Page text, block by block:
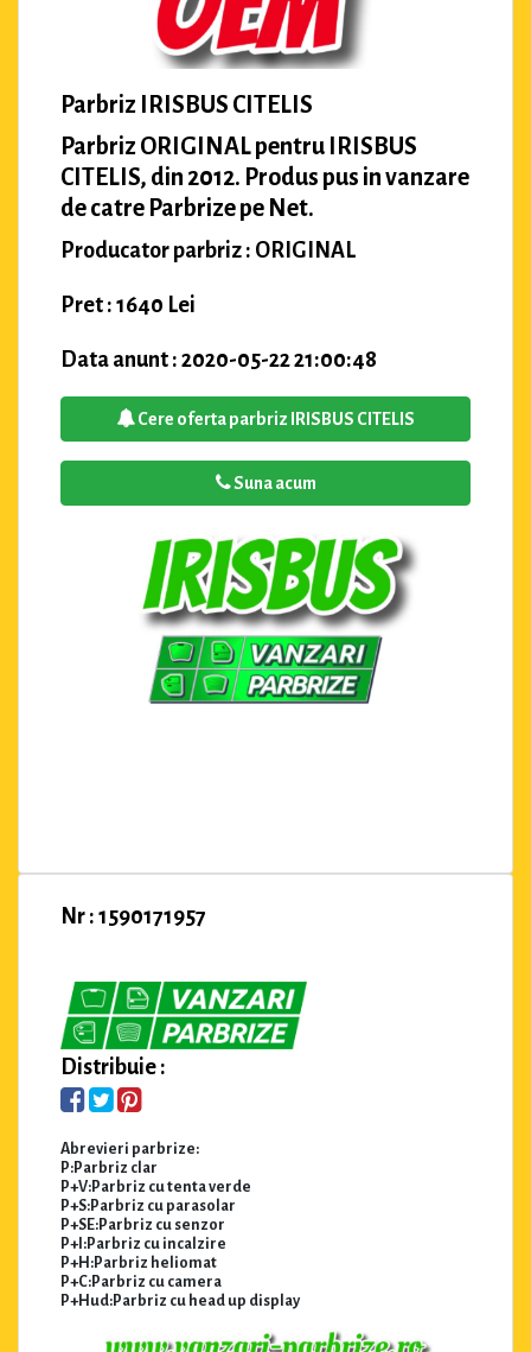
Parbriz IRISBUS CITELIS
Parbriz ORIGINAL pentru IRISBUS
CITELIS, din 2012. Produs pus in vanzare
de catre Parbrize pe Net.
Producator parbriz : ORIGINAL
Pret : 1640 Lei
Data anunt : 2020-05-22 21:00:48
Cere oferta parbriz IRISBUS CITELIS
Suna acum
Nr : 1590171957
Distribuie :
Abrevieri parbrize:
P:Parbriz clar
P+V:Parbriz cu tenta verde
P+S:Parbriz cu parasolar
P+SE:Parbriz cu senzor
P+I:Parbriz cu incalzire
P+H:Parbriz heliomat
P+C:Parbriz cu camera
P+Hud:Parbriz cu head up display